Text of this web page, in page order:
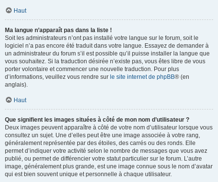
Haut
Ma langue n’apparaît pas dans la liste !
Soit les administrateurs n’ont pas installé votre langue sur le forum, soit le
logiciel n’a pas encore été traduit dans votre langue. Essayez de demander à
un administrateur du forum s’il est possible qu’il puisse installer la langue que
vous souhaitez. Si la traduction désirée n’existe pas, vous êtes libre de vous
porter volontaire et commencer une nouvelle traduction. Pour plus
d’informations, veuillez vous rendre sur le site internet de phpBB® (en
anglais).
Haut
Que signifient les images situées à côté de mon nom d’utilisateur ?
Deux images peuvent apparaître à côté de votre nom d’utilisateur lorsque vous
consultez un sujet. Une d’elles peut être une image associée à votre rang,
généralement représentée par des étoiles, des carrés ou des ronds. Elle
permet d’indiquer votre activité selon le nombre de messages que vous avez
publié, ou permet de différencier votre statut particulier sur le forum. L’autre
image, généralement plus grande, est une image connue sous le nom d’avatar
qui est bien souvent unique et personnelle à chaque utilisateur.